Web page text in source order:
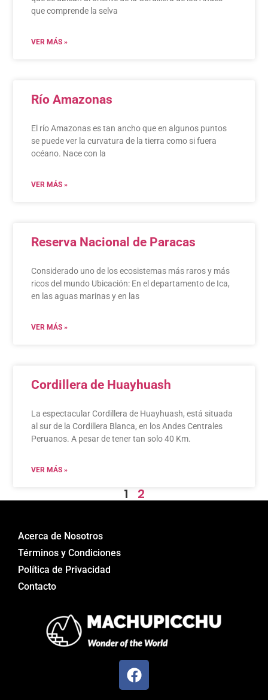
que comprende la selva
VER MÁS »
Río Amazonas
El río Amazonas es tan ancho que en algunos puntos
se puede ver la curvatura de la tierra como si fuera
océano. Nace con la
VER MÁS »
Reserva Nacional de Paracas
Considerado uno de los ecosistemas más raros y más
ricos del mundo Ubicación: En el departamento de Ica,
en las aguas marinas y en las
VER MÁS »
Cordillera de Huayhuash
La espectacular Cordillera de Huayhuash, está situada
al sur de la Cordillera Blanca, en los Andes Centrales
Peruanos. A pesar de tener tan solo 40 Km.
VER MÁS »
1 2
Acerca de Nosotros
Términos y Condiciones
Política de Privacidad
Contacto